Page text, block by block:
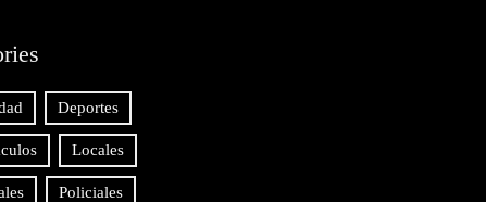
Deportes
Locales
Policiales